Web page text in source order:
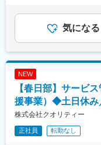
ときがわ町※希望
あり＝＝＝☆将来
費用会社負担等の
への年間の支援あ
気になる
NEW
【春日部】サービ
援事業）◆土日休み
株式会社クオリティー
正社員 転勤なし